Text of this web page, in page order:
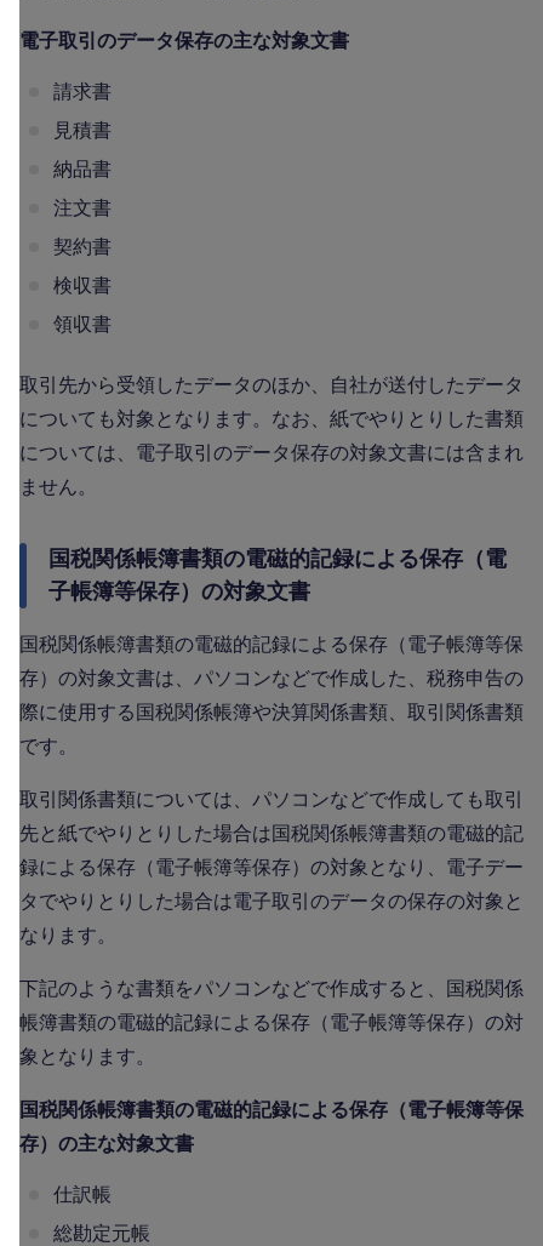
電子取引のデータ保存の主な対象文書
請求書
見積書
納品書
注文書
契約書
検収書
領収書
取引先から受領したデータのほか、自社が送付したデータ
についても対象となります。なお、紙でやりとりした書類
については、電子取引のデータ保存の対象文書には含まれ
ません。
国税関係帳簿書類の電磁的記録による保存（電
子帳簿等保存）の対象文書
国税関係帳簿書類の電磁的記録による保存（電子帳簿等保
存）の対象文書は、パソコンなどで作成した、税務申告の
際に使用する国税関係帳簿や決算関係書類、取引関係書類
です。
取引関係書類については、パソコンなどで作成しても取引
先と紙でやりとりした場合は国税関係帳簿書類の電磁的記
録による保存（電子帳簿等保存）の対象となり、電子デー
タでやりとりした場合は電子取引のデータの保存の対象と
なります。
下記のような書類をパソコンなどで作成すると、国税関係
帳簿書類の電磁的記録による保存（電子帳簿等保存）の対
象となります。
国税関係帳簿書類の電磁的記録による保存（電子帳簿等保
存）の主な対象文書
仕訳帳
総勘定元帳